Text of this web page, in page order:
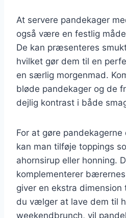
At servere pandekager
også være en festlig
De kan præsenteres
hvilket gør dem til en
en særlig morgenmad.
bløde pandekager og de
dejlig kontrast i både
For at gøre
kan man tilføje toppings
ahornsirup eller honning.
komplementerer
giver en ekstra
du vælger at lave dem til
weekendbrunch, vil